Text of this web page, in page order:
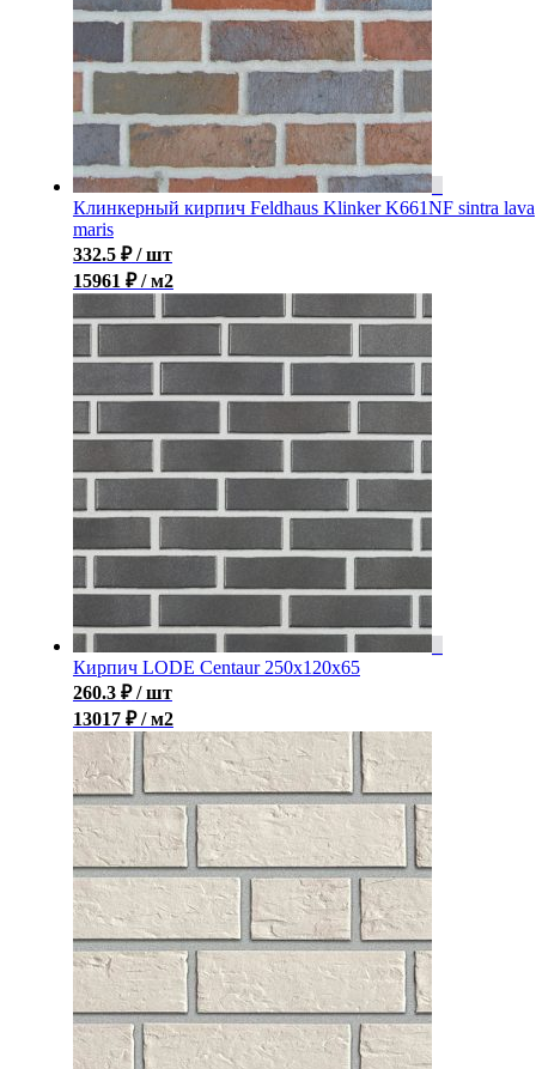
Клинкерный кирпич Feldhaus Klinker K661NF sintra lava
maris
332.5 ₽ / шт
15961 ₽ / м2
Кирпич LODE Centaur 250x120x65
260.3 ₽ / шт
13017 ₽ / м2